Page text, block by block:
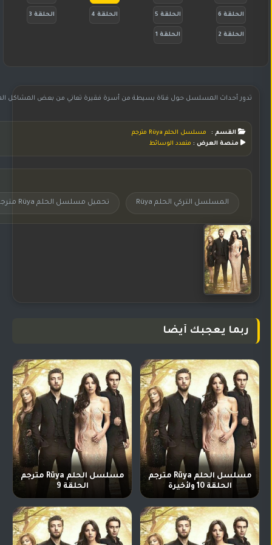
الحلقة 6 الحلقة 5 الحلقة 4 الحلقة 3
الحلقة 2 الحلقة 1
تدور أحداث المسلسل حول فتاة بسيطة من أسرة فقيرة تعاني من بعض المشاكل
القسم :
مسلسل الحلم Rüya مترجم
منصة العرض : متعدد الوسائط
المسلسل التركي الحلم Rüya تحميل مسلسل الحلم Rüya مترجم
ربما يعجبك أيضا
مسلسل الحلم Rüya مترجم
الحلقة 10 ولأخيرة
مسلسل الحلم Rüya مترجم
الحلقة 9